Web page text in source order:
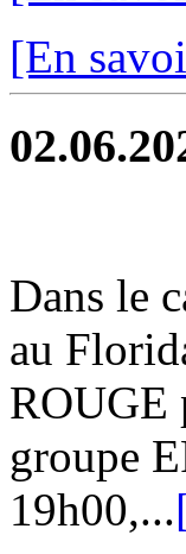
[En
Dans le
au
ROUGE
groupe
19h00,...